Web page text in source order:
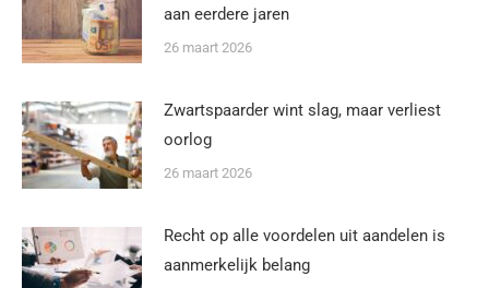
aan eerdere jaren
26 maart 2026
Zwartspaarder wint slag, maar verliest
oorlog
26 maart 2026
Recht op alle voordelen uit aandelen is
aanmerkelijk belang